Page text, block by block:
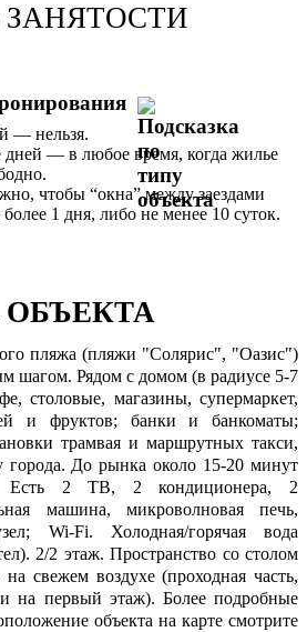
— нельзя.
дней — в любое время, когда жилье
чтобы “окна” между заездами
1 дня, либо не менее 10 суток.
пляжа (пляжи "Солярис", "Оазис")
шагом. Рядом с домом (в радиусе 5-7
столовые, магазины, супермаркет,
и фруктов; банки и банкоматы;
трамвая и маршрутных такси,
До рынка около 15-20 минут
Есть 2 ТВ, 2 кондиционера, 2
машина, микроволновая печь,
Wi-Fi. Холодная/горячая вода
2/2 этаж. Пространство со столом
свежем воздухе (проходная часть,
на первый этаж). Более подробные
объекта на карте смотрите